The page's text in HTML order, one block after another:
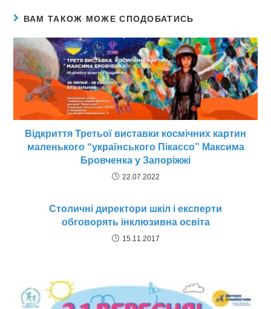
ВАМ ТАКОЖ МОЖЕ СПОДОБАТИСЬ
Відкриття Третьої виставки космічних картин
маленького “українського Пікассо” Максима
Бровченка у Запоріжжі
22.07.2022
Столичні директори шкіл і експерти
обговорять інклюзивна освіта
15.11.2017